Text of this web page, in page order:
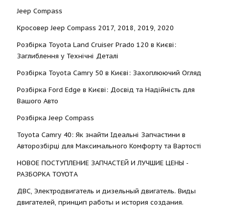
Jeep Compass
Кросовер Jeep Compass 2017, 2018, 2019, 2020
Розбірка Toyota Land Cruiser Prado 120 в Києві:
Заглиблення у Технічні Деталі
Розбірка Toyota Camry 50 в Києві: Захоплюючий Огляд
Розбірка Ford Edge в Києві: Досвід та Надійність для
Вашого Авто
Розбірка Jeep Compass
Toyota Camry 40: Як знайти Ідеальні Запчастини в
Авторозбірці для Максимального Комфорту та Вартості
НОВОЕ ПОСТУПЛЕНИЕ ЗАПЧАСТЕЙ И ЛУЧШИЕ ЦЕНЫ -
РАЗБОРКА TOYOTА
ДВС, Электродвигатель и дизельный двигатель. Виды
двигателей, принцип работы и история создания.